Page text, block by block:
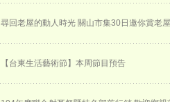
尋回老屋的動人時光 關山市集30日邀你賞老
【台東生活藝術節】本周節目預告